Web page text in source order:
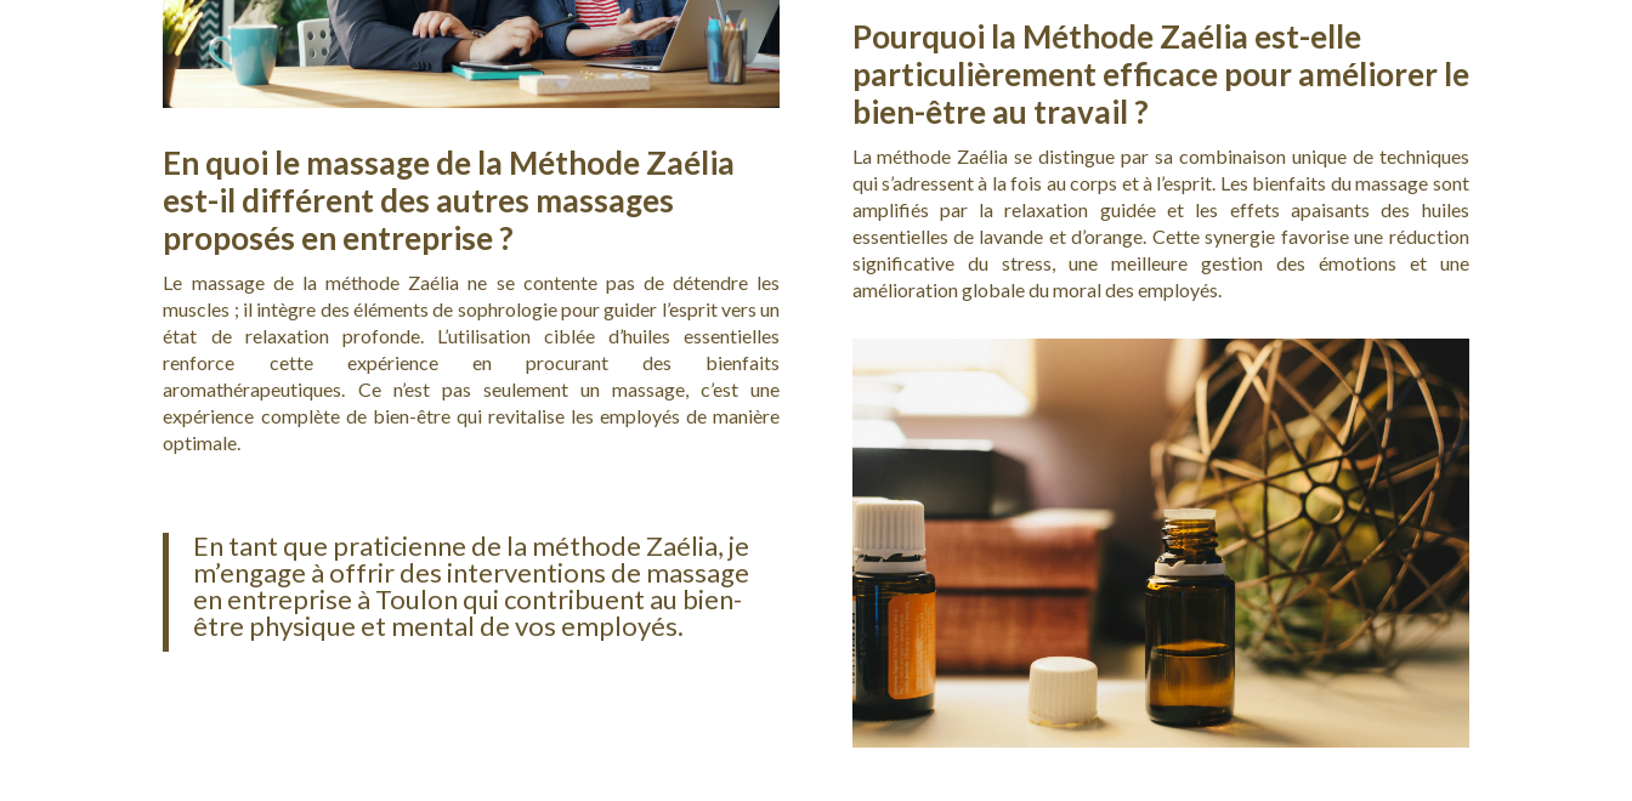
En quoi le massage de la Méthode Zaélia
est-il différent des autres massages
proposés en entreprise ?
Le massage de la méthode Zaélia ne se contente pas de détendre les
muscles ; il intègre des éléments de sophrologie pour guider l’esprit vers un
état de relaxation profonde. L’utilisation ciblée d’huiles essentielles
renforce cette expérience en procurant des bienfaits
aromathérapeutiques. Ce n’est pas seulement un massage, c’est une
expérience complète de bien-être qui revitalise les employés de manière
optimale.
En tant que praticienne de la méthode Zaélia, je
m’engage à offrir des interventions de massage
en entreprise à Toulon qui contribuent au bien-
être physique et mental de vos employés.
Pourquoi la Méthode Zaélia est-elle
particulièrement efficace pour améliorer le
bien-être au travail ?
La méthode Zaélia se distingue par sa combinaison unique de techniques
qui s’adressent à la fois au corps et à l’esprit. Les bienfaits du massage sont
amplifiés par la relaxation guidée et les effets apaisants des huiles
essentielles de lavande et d’orange. Cette synergie favorise une réduction
significative du stress, une meilleure gestion des émotions et une
amélioration globale du moral des employés.